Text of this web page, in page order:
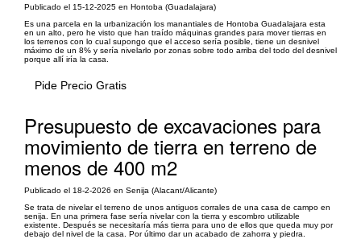
Publicado el 15-12-2025 en Hontoba (Guadalajara)
Es una parcela en la urbanización los manantiales de Hontoba Guadalajara esta
en un alto, pero he visto que han traído máquinas grandes para mover tierras en
los terrenos con lo cual supongo que el acceso sería posible, tiene un desnivel
máximo de un 8% y sería nivelarlo por zonas sobre todo arriba del todo del desnivel
porque allí iría la casa.
Pide Precio Gratis
Presupuesto de excavaciones para
movimiento de tierra en terreno de
menos de 400 m2
Publicado el 18-2-2026 en Senija (Alacant/Alicante)
Se trata de nivelar el terreno de unos antiguos corrales de una casa de campo en
senija. En una primera fase sería nivelar con la tierra y escombro utilizable
existente. Después se necesitaría más tierra para uno de ellos que queda muy por
debajo del nivel de la casa. Por último dar un acabado de zahorra y piedra.